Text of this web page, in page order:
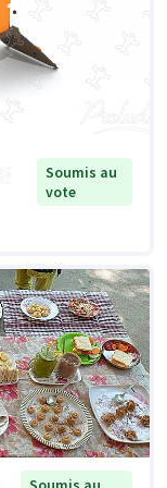
Soumis au
vote